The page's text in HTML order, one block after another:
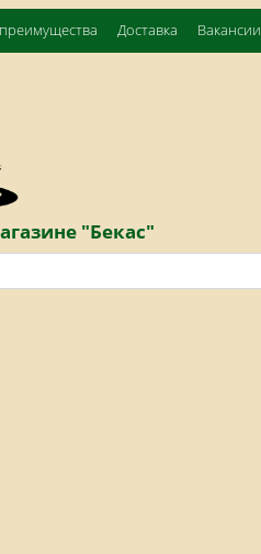
Доставка Вакансии
"Бекас"